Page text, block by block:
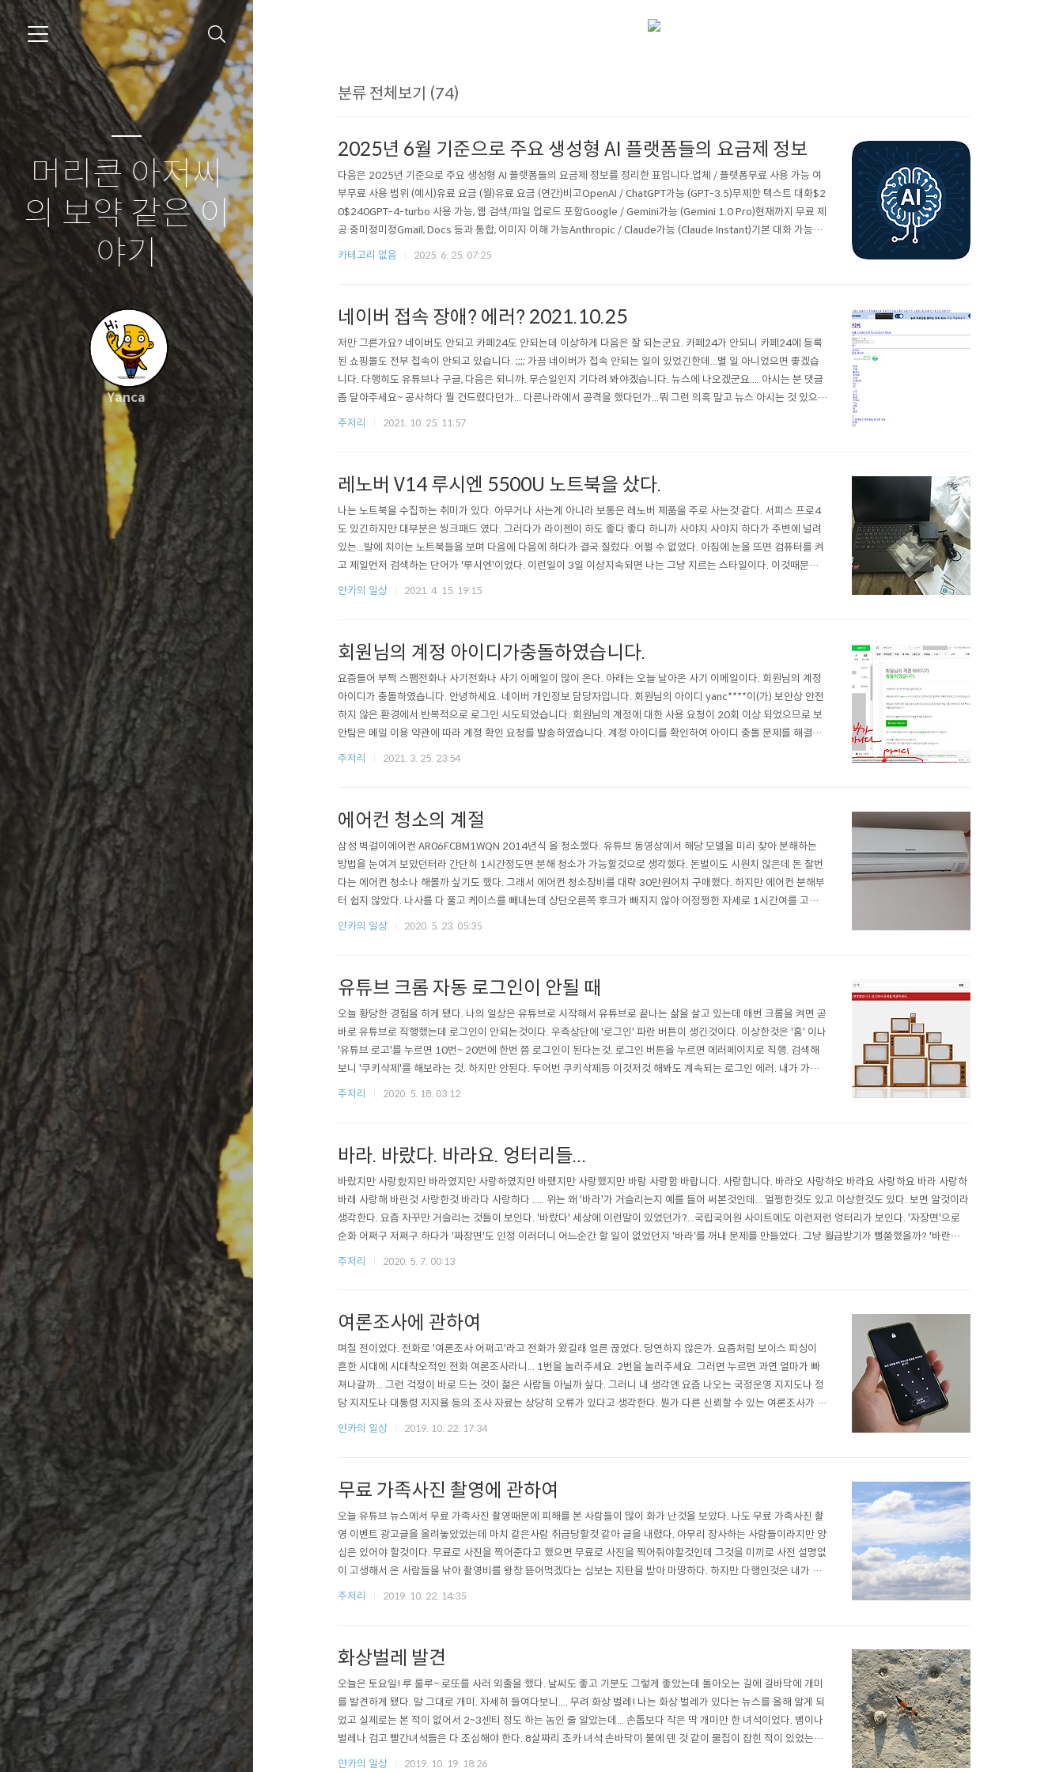
머리큰 아저씨
의 보약 같은 이
야기
Yanca
분류 전체보기 (74)
2025년 6월 기준으로 주요 생성형 AI 플랫폼들의 요금제 정보
다음은 2025년 기준으로 주요 생성형 AI 플랫폼들의 요금제 정보를 정리한 표입니다.업체 / 플랫폼무료 사용 가능 여
부무료 사용 범위 (예시)유료 요금 (월)유료 요금 (연간)비고OpenAI / ChatGPT가능 (GPT-3.5)무제한 텍스트 대화$2
0$240GPT-4-turbo 사용 가능, 웹 검색/파일 업로드 포함Google / Gemini가능 (Gemini 1.0 Pro)현재까지 무료 제
공 중미정미정Gmail, Docs 등과 통합, 이미지 이해 가능Anthropic / Claude가능 (Claude Instant)기본 대화 가능$2
0$240Claude 2.1+는 긴 문맥 처리 가능 (200K 토큰)Microsoft / Copilot가능 (기본 Copilot)Word, Excel 등에서
카테고리 없음 2025. 6. 25. 07:25
네이버 접속 장애? 에러? 2021.10.25
저만 그른가요? 네이버도 안되고 카페24도 안되는데 이상하게 다음은 잘 되는군요. 카페24가 안되니 카페24에 등록
된 쇼핑몰도 전부 접속이 안되고 있습니다. ;;;; 가끔 네이버가 접속 안되는 일이 있었긴한데...별 일 아니었으면 좋겠습
니다. 다행히도 유튜브나 구글, 다음은 되니까. 무슨일인지 기다려 봐야겠습니다. 뉴스에 나오겠군요.... 아시는 분 댓글
좀 달아주세요~ 공사하다 뭘 건드렸다던가... 다른나라에서 공격을 했다던가...뭐 그런 의혹 말고 뉴스 아시는 것 있으면
공유 부탁드립니다. 궁금해죽겠네~ >.
주저리 2021. 10. 25. 11:57
레노버 V14 루시엔 5500U 노트북을 샀다.
나는 노트북을 수집하는 취미가 있다. 아무거나 사는게 아니라 보통은 레노버 제품을 주로 사는것 같다. 서피스 프로4
도 있긴하지만 대부분은 씽크패드 였다. 그러다가 라이젠이 하도 좋다 좋다 하니까 사야지 사야지 하다가 주변에 널려
있는...발에 치이는 노트북들을 보며 다음에 다음에 하다가 결국 질렀다. 어쩔 수 없었다. 아침에 눈을 뜨면 컴퓨터를 켜
고 제일먼저 검색하는 단어가 '루시엔'이었다. 이런일이 3일 이상지속되면 나는 그냥 지르는 스타일이다. 이것때문에
다른 일에 집중이안되기 때문이다. 보통은 하루 이틀이면 잊혀지는데 이번에는 언제 판매가 마감될 지 모른다는 불안
얀카의 일상 2021. 4. 15. 19:15
회원님의 계정 아이디가충돌하였습니다.
요즘들어 부쩍 스팸전화나 사기전화나 사기 이메일이 많이 온다. 아래는 오늘 날아온 사기 이메일이다. 회원님의 계정
아이디가 충돌하였습니다. 안녕하세요. 네이버 개인정보 담당자입니다. 회원님의 아이디 yanc****이(가) 보안상 안전
하지 않은 환경에서 반복적으로 로그인 시도되었습니다. 회원님의 계정에 대한 사용 요청이 20회 이상 되었으므로 보
안팀은 메일 이용 약관에 따라 계정 확인 요청를 발송하였습니다. 계정 아이디를 확인하여 아이디 충돌 문제를 해결하
세요. 계정 아이디 확인하기 보다 자세한 내용은 아이디 도용에 대한 도움말을 확인 해주시기 바랍니다. 네이버를 이용
주저리 2021. 3. 25. 23:54
에어컨 청소의 계절
삼성 벽걸이에어컨 AR06FCBM1WQN 2014년식 을 청소했다. 유튜브 동영상에서 해당 모델을 미리 찾아 분해하는
방법을 눈여겨 보았던터라 간단히 1시간정도면 분해 청소가 가능할것으로 생각했다. 돈벌이도 시원치 않은데 돈 잘번
다는 에어컨 청소나 해볼까 싶기도 했다. 그래서 에어컨 청소장비를 대략 30만원어치 구매했다. 하지만 에어컨 분해부
터 쉽지 않았다. 나사를 다 풀고 케이스를 빼내는데 상단오른쪽 후크가 빠지지 않아 어정쩡한 자세로 1시간여를 고생했
다. 이미 이때 나는 탈진상태. 상체 티셔츠는 이미 축축... 그리고 만나게된 곰팡이들... 열 교환기(애바?)는 비교적 깨끗
얀카의 일상 2020. 5. 23. 05:35
유튜브 크롬 자동 로그인이 안될 때
오늘 황당한 경험을 하게 됐다. 나의 일상은 유튜브로 시작해서 유튜브로 끝나는 삶을 살고 있는데 매번 크롬을 켜면 곧
바로 유튜브로 직행했는데 로그인이 안되는것이다. 우측상단에 '로그인' 파란 버튼이 생긴것이다. 이상한것은 '홈' 이나
'유튜브 로고'를 누르면 10번~ 20번에 한번 쯤 로그인이 된다는것. 로그인 버튼을 누르면 에러페이지로 직행. 검색해
보니 '쿠키삭제'를 해보라는 것. 하지만 안된다. 두어번 쿠키삭제등 이것저것 해봐도 계속되는 로그인 에러. 내가 가진
다른 컴퓨터로 유튜브로 들어가보니 멀쩡하다. 그렇다는것은 이 컴퓨터만의 문제라는 것. 어쩌다 로그인이 되어도 잠
주저리 2020. 5. 18. 03:12
바라. 바랐다. 바라요. 엉터리들...
바랐지만 사랑핬지만 바라였지만 사랑하였지만 바랬지만 사랑했지만 바람 사랑함 바랍니다. 사랑합니다. 바라오 사랑하오 바라요 사랑하요 바라 사랑하
바래 사랑해 바란것 사랑한것 바라다 사랑하다 ..... 위는 왜 '바라'가 거슬리는지 예를 들어 써본것인데... 멀쩡한것도 있고 이상한것도 있다. 보면 알것이라
생각한다. 요즘 자꾸만 거슬리는 것들이 보인다. '바랐다' 세상에 이런말이 있었던가?...국립국어원 사이트에도 이런저런 엉터리가 보인다. '자장면'으로
순화 어쩌구 저쩌구 하다가 '짜장면'도 인정 이러더니 어느순간 할 일이 없었던지 '바라'를 꺼내 문제를 만들었다. 그냥 월급받기가 뻘쭘했을까? '바란
다'는 있어도 '바랐다'는 없었던건데 요즘 여기저기에서 자꾸 보인다. '바라.'도 거슬리는데 마치 '사랑하...
주저리 2020. 5. 7. 00:13
여론조사에 관하여
며칠 전이었다. 전화로 '여론조사 어쩌고'라고 전화가 왔길래 얼른 끊었다. 당연하지 않은가. 요즘처럼 보이스 피싱이
흔한 시대에 시대착오적인 전화 여론조사라니... 1번을 눌러주세요. 2번을 눌러주세요. 그러면 누르면 과연 얼마가 빠
져나갈까... 그런 걱정이 바로 드는 것이 젊은 사람들 아닐까 싶다. 그러니 내 생각엔 요즘 나오는 국정운영 지지도나 정
당 지지도나 대통령 지지율 등의 조사 자료는 상당히 오류가 있다고 생각한다. 뭔가 다른 신뢰할 수 있는 여론조사가 필
요하다고 생각하며 글을 마친다.
얀카의 일상 2019. 10. 22. 17:34
무료 가족사진 촬영에 관하여
오늘 유튜브 뉴스에서 무료 가족사진 촬영때문에 피해를 본 사람들이 많이 화가 난것을 보았다. 나도 무료 가족사진 촬
영 이벤트 광고글을 올려놓았었는데 마치 같은사람 취급당할것 같아 글을 내렸다. 아무리 장사하는 사람들이라지만 양
심은 있어야 할것이다. 무료로 사진을 찍어준다고 했으면 무료로 사진을 찍어줘야할것인데 그것을 미끼로 사전 설명없
이 고생해서 온 사람들을 낚아 촬영비를 왕창 뜯어먹겠다는 심보는 지탄을 받아 마땅하다. 하지만 다행인것은 내가 홍
보한 업체 '아이루비'는 그런 양심없는 업체가 아니라는것을 말씀드립니다. 안심하셔도 됩니다. 혹시 업체에도, 나에게
주저리 2019. 10. 22. 14:35
화상벌레 발견
오늘은 토요일! 루 룰루~ 로또를 사러 외출을 했다. 날씨도 좋고 기분도 그렇게 좋았는데 돌아오는 길에 길바닥에 개미
를 발견하게 됐다. 말 그대로 개미. 자세히 들여다보니.... 무려 화상 벌레! 나는 화상 벌레가 있다는 뉴스를 올해 알게 되
었고 실제로는 본 적이 없어서 2~3센티 정도 하는 놈인 줄 알았는데... 손톱보다 작은 딱 개미만 한 녀석이었다. 뱀이나
벌레나 검고 빨간녀석들은 다 조심해야 한다. 8살짜리 조카 녀석 손바닥이 불에 덴 것 같이 물집이 잡힌 적이 있었는데
아마 이 녀석 짓인 것 같다. 내 평생 벌레라곤 쐐기랑 땅벌, 꿀벌, 말벌밖에 쏘여 본적이 없었는데... 강력한 녀석이 나타
얀카의 일상 2019. 10. 19. 18:26